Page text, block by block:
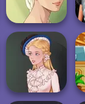
Pira...
Natural Girl
Portrait